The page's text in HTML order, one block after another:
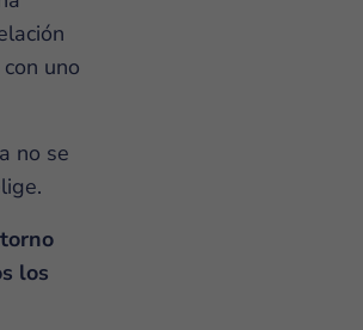
uno
no se
los